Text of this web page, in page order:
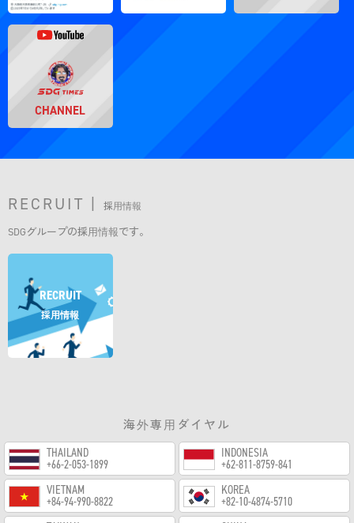
CHANNEL
RECRUIT | 採用情報
SDGグループの採用情報です。
RECRUIT
採用情報
海外専用ダイヤル
THAILAND
+66-2-053-1899
INDONESIA
+62-811-8759-841
VIETNAM
+84-94-990-8822
KOREA
+82-10-4874-5710